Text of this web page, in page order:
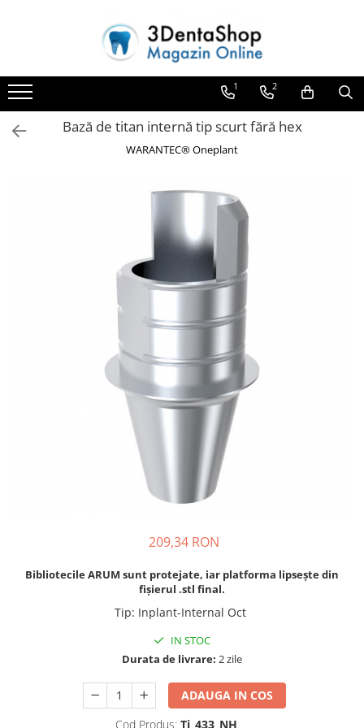
Toate Produsele
Aparate de Frezat
Aparate de Frezat
Frezare in 4 axe
Aparate de Frezat %REFURBISHED%
Bonturi Protetice
Scannere Dentare
Scannere de Cabinet
Selective Laser Melting
Imprimanta 3D
1 2
Bază de titan internă tip scurt fără hex
WARANTEC® Oneplant
209,34 RON
Bibliotecile ARUM sunt protejate, iar platforma lipsește din
fișierul .stl final.
Tip: Inplant-Internal Oct
IN STOC
Durata de livrare: 2 zile
ADAUGA IN COS
Cod Produs: Ti_433_NH